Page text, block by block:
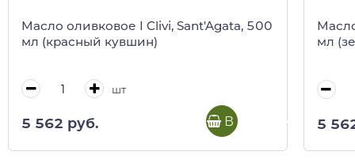
Масло оливковое I Clivi, Sant'Agata, 500
мл (красный кувшин)
шт
5 562 руб. В корзину
мл
5